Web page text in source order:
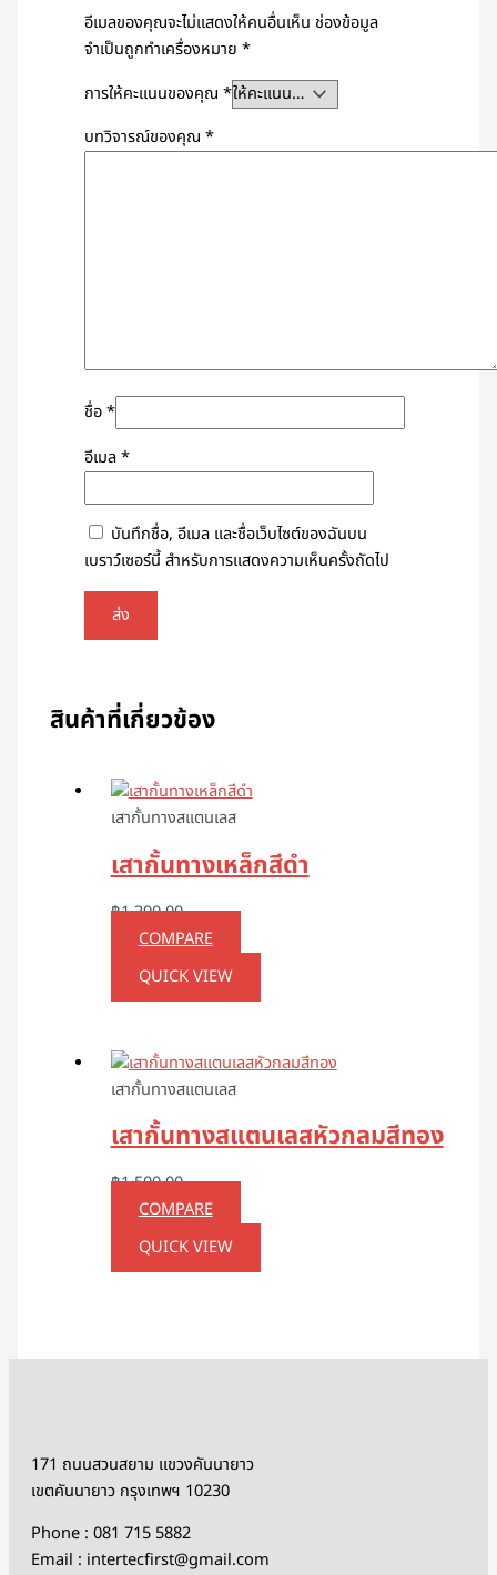
อีเมลของคุณจะไม่แสดงให้คนอื่นเห็น ช่องข้อมูล
จำเป็นถูกทำเครื่องหมาย*
การให้คะแนนของคุณ*
บทวิจารณ์ของคุณ*
ชื่อ*
อีเมล*
บันทึกชื่อ, อีเมล และชื่อเว็บไซต์ของฉันบน
เบราว์เซอร์นี้ สำหรับการแสดงความเห็นครั้งถัดไป
สินค้าที่เกี่ยวข้อง
เสากั้นทางสแตนเลส
เสากั้นทางเหล็กสีดำ
฿1,390.00
COMPARE
QUICK VIEW
เสากั้นทางสแตนเลส
เสากั้นทางสแตนเลสหัวกลมสีทอง
฿1,500.00
COMPARE
QUICK VIEW
171 ถนนสวนสยาม แขวงคันนายาว
เขตคันนายาว กรุงเทพฯ 10230
Phone : 081 715 5882
Email : intertecfirst@gmail.com